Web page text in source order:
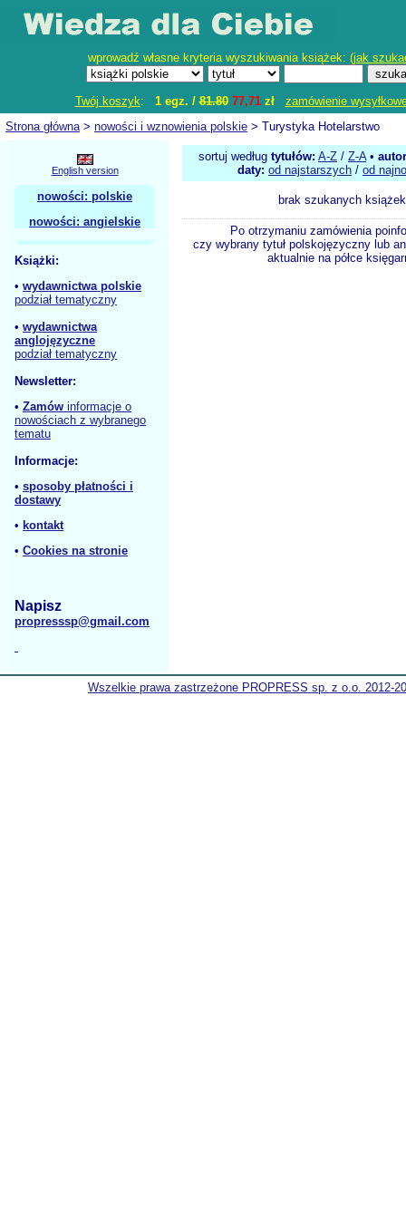
wprowadź własne kryteria wyszukiwania książek: (jak
Twój koszyk: 1 egz. /81.80 77,71zł
zamówienie
Strona główna> nowości i wznowienia polskie > Turystyka Hotelarstwo
English version
nowości: polskie
nowości: angielskie
Książki:
• wydawnictwa polskie
podział tematyczny
• wydawnictwa
anglojęzyczne
podział tematyczny
Newsletter:
• Zamów informacje o
nowościach z wybranego
tematu
Informacje:
• sposoby płatności i
dostawy
• kontakt
• Cookies na stronie
Napisz
propresssp@gmail.com
sortuj według tytułów: A-Z / Z-A•
daty: od najstarszych / od
brak szukanych książek
Po otrzymaniu zamówienia
czy wybrany tytuł polskojęzyczny lub
aktualnie na półce
Wszelkie prawa zastrzeżone PROPRESS sp. z o.o. 2012-